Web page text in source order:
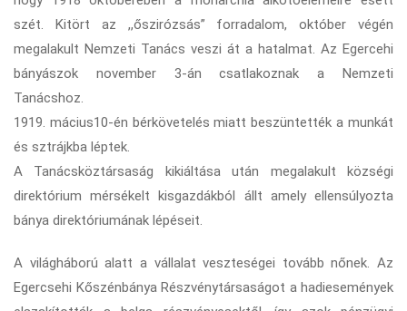
szét. Kitört az ,,őszirózsás” forradalom, október végén
megalakult Nemzeti Tanács veszi át a hatalmat. Az Egercehi
bányászok november 3-án csatlakoznak a Nemzeti
Tanácshoz.
1919. mácius10-én bérkövetelés miatt beszüntették a munkát
és sztrájkba léptek.
A Tanácsköztársaság kikiáltása után megalakult községi
direktórium mérsékelt kisgazdákból állt amely ellensúlyozta
bánya direktóriumának lépéseit.
A világháború alatt a vállalat veszteségei tovább nőnek. Az
Egercsehi Kőszénbánya Részvénytársaságot a hadiesemények